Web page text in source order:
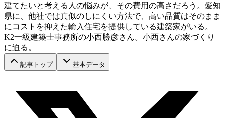
建てたいと考える人の悩みが、その費用の高さだろう。愛知
県に、他社では真似のしにくい方法で、高い品質はそのまま
にコストを抑えた輸入住宅を提供している建築家がいる。
K2一級建築士事務所の小西勝彦さん。小西さんの家づくり
に迫る。
記事トップ 基本データ